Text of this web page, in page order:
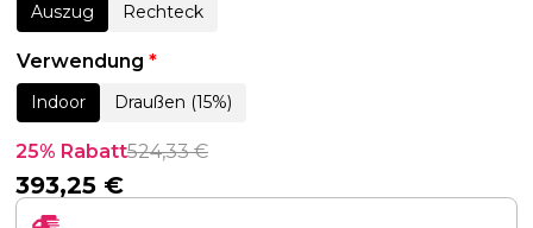
Auszug Rechteck
Verwendung *
Indoor Draußen (15%)
25% Rabatt524,33€
393,25 €